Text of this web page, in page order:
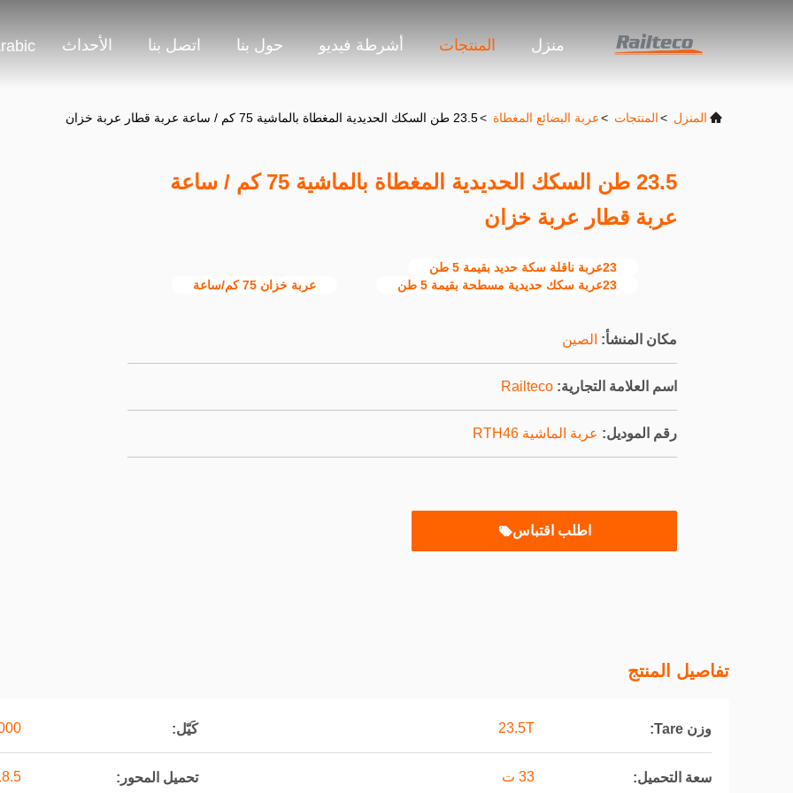
منزل المنتجات أشرطة فيديو حول بنا اتصل بنا الأحداث
المنزل >المنتجات >عربة البضائع المغطاة >23.5 طن السكك الحديدية المغطاة بالماشية 75 كم / ساعة عربة قطار عربة خزان
23.5 طن السكك الحديدية المغطاة بالماشية 75 كم / ساعة
عربة قطار عربة خزان
23عربة ناقلة سكة حديد بقيمة 5 طن
23عربة سكك حديدية مسطحة بقيمة 5 طن
عربة خزان 75 كم/ساعة
مكان المنشأ: الصين
اسم العلامة التجارية: Railteco
رقم الموديل: عربة الماشية RTH46
اطلب اقتباس
تفاصيل المنتج
وزن Tare: 23.5T كَيّل: 1000
سعة التحميل: 33 ت تحميل المحور: